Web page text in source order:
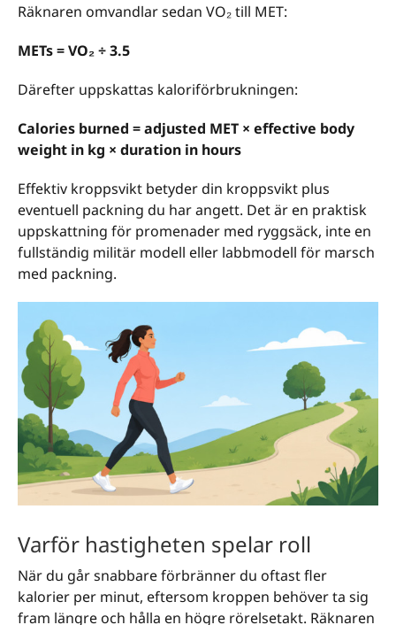
Räknaren omvandlar sedan VO₂ till MET:
METs = VO₂ ÷ 3.5
Därefter uppskattas kaloriförbrukningen:
Calories burned = adjusted MET × effective body
weight in kg × duration in hours
Effektiv kroppsvikt betyder din kroppsvikt plus
eventuell packning du har angett. Det är en praktisk
uppskattning för promenader med ryggsäck, inte en
fullständig militär modell eller labbmodell för marsch
med packning.
Varför hastigheten spelar roll
När du går snabbare förbränner du oftast fler
kalorier per minut, eftersom kroppen behöver ta sig
fram längre och hålla en högre rörelsetakt. Räknaren